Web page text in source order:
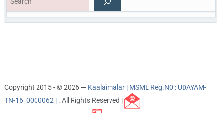
Copyright 2015 - © 2026 — Kaalaimalar | MSME Reg.N0 : UDAYAM-
TN-16_0000062 | . All Rights Reserved |